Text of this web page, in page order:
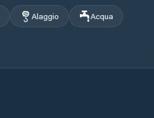
Alaggio
Acqua